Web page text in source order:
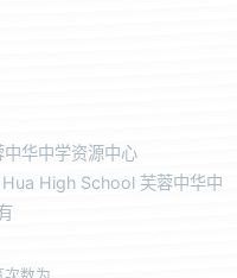
华中学资源中心
High School 芙蓉中华中